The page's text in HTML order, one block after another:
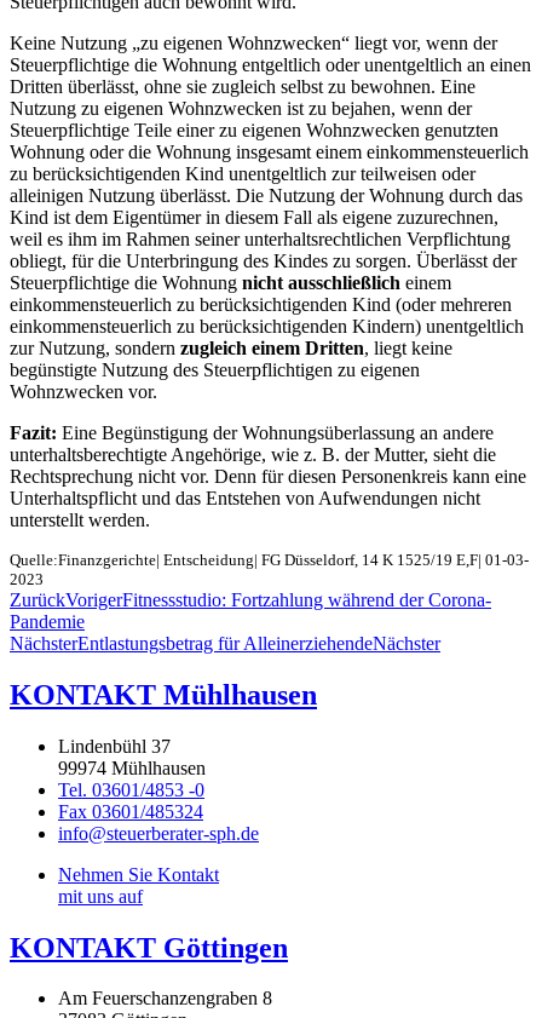
Keine Nutzung „zu eigenen Wohnzwecken“ liegt vor, wenn der
Steuerpflichtige die Wohnung entgeltlich oder unentgeltlich an einen
Dritten überlässt, ohne sie zugleich selbst zu bewohnen. Eine
Nutzung zu eigenen Wohnzwecken ist zu bejahen, wenn der
Steuerpflichtige Teile einer zu eigenen Wohnzwecken genutzten
Wohnung oder die Wohnung insgesamt einem einkommensteuerlich
zu berücksichtigenden Kind unentgeltlich zur teilweisen oder
alleinigen Nutzung überlässt. Die Nutzung der Wohnung durch das
Kind ist dem Eigentümer in diesem Fall als eigene zuzurechnen,
weil es ihm im Rahmen seiner unterhaltsrechtlichen Verpflichtung
obliegt, für die Unterbringung des Kindes zu sorgen. Überlässt der
Steuerpflichtige die Wohnung nicht ausschließlich einem
einkommensteuerlich zu berücksichtigenden Kind (oder mehreren
einkommensteuerlich zu berücksichtigenden Kindern) unentgeltlich
zur Nutzung, sondern zugleich einem Dritten, liegt keine
begünstigte Nutzung des Steuerpflichtigen zu eigenen
Wohnzwecken vor.
Fazit: Eine Begünstigung der Wohnungsüberlassung an andere
unterhaltsberechtigte Angehörige, wie z. B. der Mutter, sieht die
Rechtsprechung nicht vor. Denn für diesen Personenkreis kann eine
Unterhaltspflicht und das Entstehen von Aufwendungen nicht
unterstellt werden.
Quelle:Finanzgerichte| Entscheidung| FG Düsseldorf, 14 K 1525/19 E,F| 01-03-
2023
ZurückVorigerFitnessstudio: Fortzahlung während der Corona-
Pandemie
NächsterEntlastungsbetrag für AlleinerziehendeNächster
KONTAKT Mühlhausen
Lindenbühl 37
99974 Mühlhausen
Tel. 03601/4853 -0
Fax 03601/485324
info@steuerberater-sph.de
Nehmen Sie Kontakt
mit uns auf
KONTAKT Göttingen
Am Feuerschanzengraben 8